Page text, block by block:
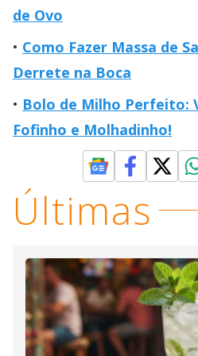
de Ovo
Como Fazer Massa de
Derrete na Boca
Bolo de Milho Perfeito:
Fofinho e Molhadinho!
Últimas